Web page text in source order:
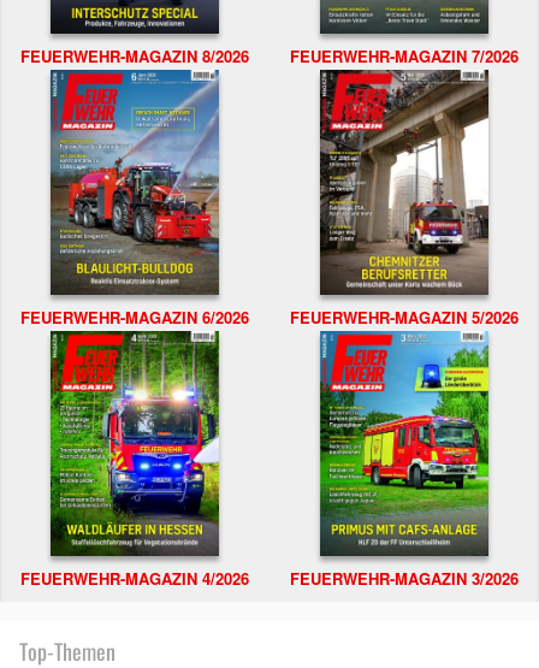
FEUERWEHR-MAGAZIN 8/2026 FEUERWEHR-MAGAZIN 7/2026
FEUERWEHR-MAGAZIN 6/2026 FEUERWEHR-MAGAZIN 5/2026
FEUERWEHR-MAGAZIN 4/2026 FEUERWEHR-MAGAZIN 3/2026
Top-Themen